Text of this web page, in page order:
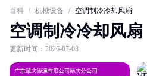
百科 / 机械设备 / 空调制冷冷却风扇
空调制冷冷却风扇
更新时间：2026-07-03